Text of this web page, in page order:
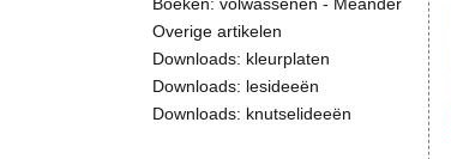
Overige artikelen
Downloads: kleurplaten
Downloads: lesideeën
Downloads: knutselideeën